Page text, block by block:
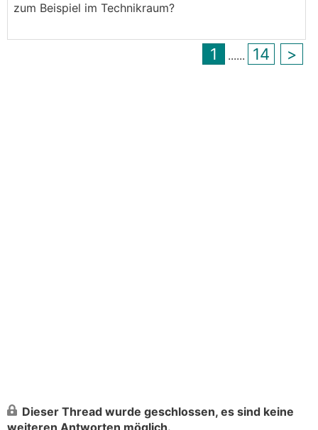
zum Beispiel im Technikraum?
1 ...... 14 >
Dieser Thread wurde geschlossen, es sind keine
weiteren Antworten möglich.